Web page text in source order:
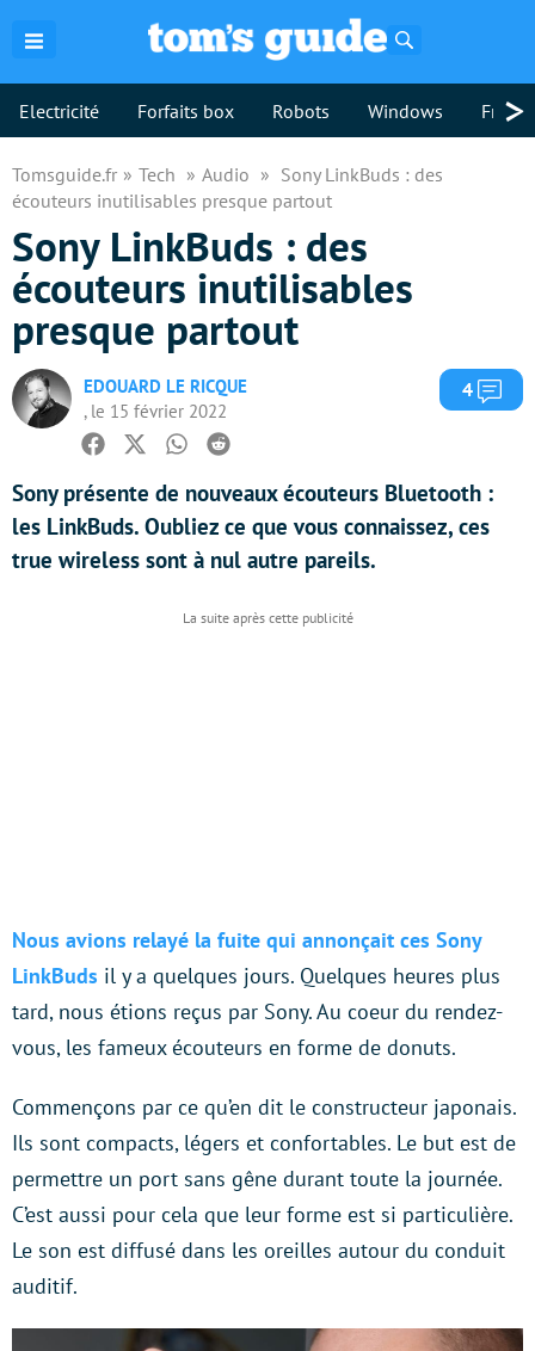
Electricité Forfaits box Robots Windows >
Tomsguide.fr Tech Audio
Sony LinkBuds : des
écouteurs inutilisables presque partout
Sony LinkBuds : des
écouteurs inutilisables
presque partout
EDOUARD LE RICQUE
, le 15 février 2022
4
Facebook
TwitterWhatsapp
Reddit
Sony présente de nouveaux écouteurs Bluetooth :
les LinkBuds. Oubliez ce que vous connaissez, ces
true wireless sont à nul autre pareils.
Nous avions relayé la fuite qui annonçait ces Sony
LinkBuds il y a quelques jours. Quelques heures plus
tard, nous étions reçus par Sony. Au coeur du rendez-
vous, les fameux écouteurs en forme de donuts.
Commençons par ce qu’en dit le constructeur japonais.
Ils sont compacts, légers et confortables. Le but est de
permettre un port sans gêne durant toute la journée.
C’est aussi pour cela que leur forme est si particulière.
Le son est diffusé dans les oreilles autour du conduit
auditif.